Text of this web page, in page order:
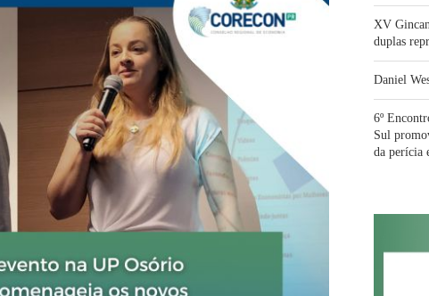
XV
duplas
Daniel
6º
Sul
da perícia